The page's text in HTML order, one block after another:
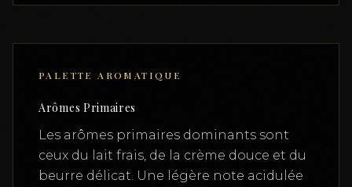
PALETTE AROMATIQUE
Arômes Primaires
Les arômes primaires dominants sont
ceux du lait frais, de la crème douce et du
beurre délicat. Une légère note acidulée